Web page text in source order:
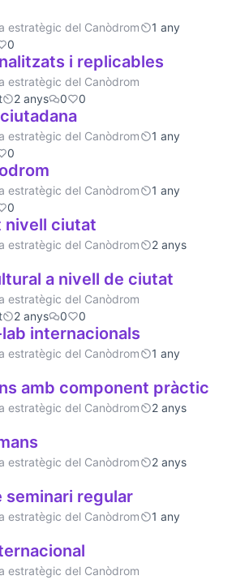
estratègic del Canòdrom
1 any
0
i replicables
estratègic del Canòdrom
2 anys 0 0
estratègic del Canòdrom
1 any
0
estratègic del Canòdrom
1 any
0
nivell ciutat
estratègic del Canòdrom
2 anys
a nivell de ciutat
estratègic del Canòdrom
2 anys 0 0
internacionals
estratègic del Canòdrom
1 any
amb component pràctic
estratègic del Canòdrom
2 anys
estratègic del Canòdrom
2 anys
seminari regular
estratègic del Canòdrom
1 any
estratègic del Canòdrom